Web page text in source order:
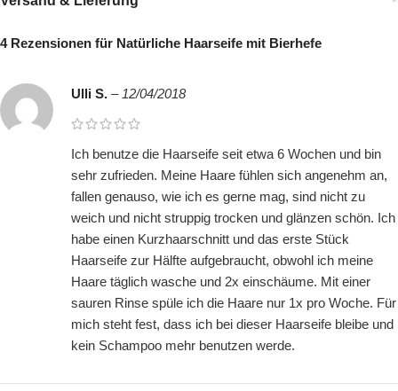
4 Rezensionen für Natürliche Haarseife mit Bierhefe
Ulli S. – 12/04/2018
Ich benutze die Haarseife seit etwa 6 Wochen und bin
sehr zufrieden. Meine Haare fühlen sich angenehm an,
fallen genauso, wie ich es gerne mag, sind nicht zu
weich und nicht struppig trocken und glänzen schön. Ich
habe einen Kurzhaarschnitt und das erste Stück
Haarseife zur Hälfte aufgebraucht, obwohl ich meine
Haare täglich wasche und 2x einschäume. Mit einer
sauren Rinse spüle ich die Haare nur 1x pro Woche. Für
mich steht fest, dass ich bei dieser Haarseife bleibe und
kein Schampoo mehr benutzen werde.